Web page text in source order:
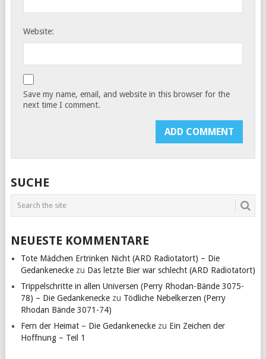
Website:
Save my name, email, and website in this browser for the
next time I comment.
SUCHE
NEUESTE KOMMENTARE
Tote Mädchen Ertrinken Nicht (ARD Radiotatort) – Die
Gedankeneckezu Das letzte Bier war schlecht (ARD Radiotatort)
Trippelschritte in allen Universen (Perry Rhodan-Bände 3075-
78) – Die Gedankeneckezu Tödliche Nebelkerzen (Perry
Rhodan Bände 3071-74)
Fern der Heimat – Die Gedankeneckezu Ein Zeichen der
Hoffnung – Teil 1